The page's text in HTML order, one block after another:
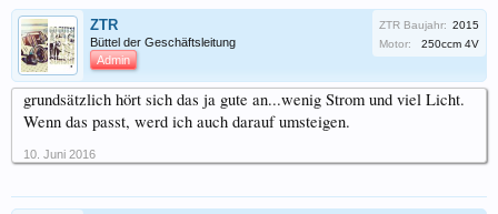
ZTR
Büttel der Geschäftsleitung
Admin
ZTR Baujahr: 2015
Motor:
250ccm 4V
grundsätzlich hört sich das ja gute an...wenig Strom und viel Licht.
Wenn das passt, werd ich auch darauf umsteigen.
10. Juni 2016